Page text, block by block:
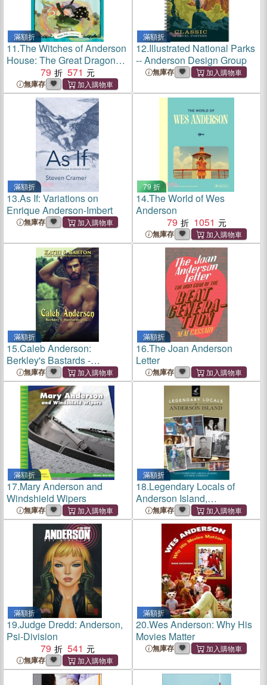
滿額折
11.The Witches of Anderson
House: The Great Dragon
79 571
無庫存
滿額折
12.Illustrated National Parks
-- Anderson Design Group
無庫存
滿額折
13.As If: Variations on
Enrique Anderson-Imbert
無庫存
79 折
14.The World of Wes
Anderson
79
1051
無庫存
滿額折
15.Caleb Anderson:
Berkley's Bastards -
Billionaire Romance
無庫存
滿額折
16.The Joan Anderson
Letter
無庫存
滿額折
17.Mary Anderson and
Windshield Wipers
無庫存
滿額折
18.Legendary Locals of
Anderson Island,
Washington
無庫存
滿額折
19.Judge Dredd: Anderson,
Psi-Division
79
541
無庫存
滿額折
20.Wes Anderson: Why His
Movies Matter
無庫存